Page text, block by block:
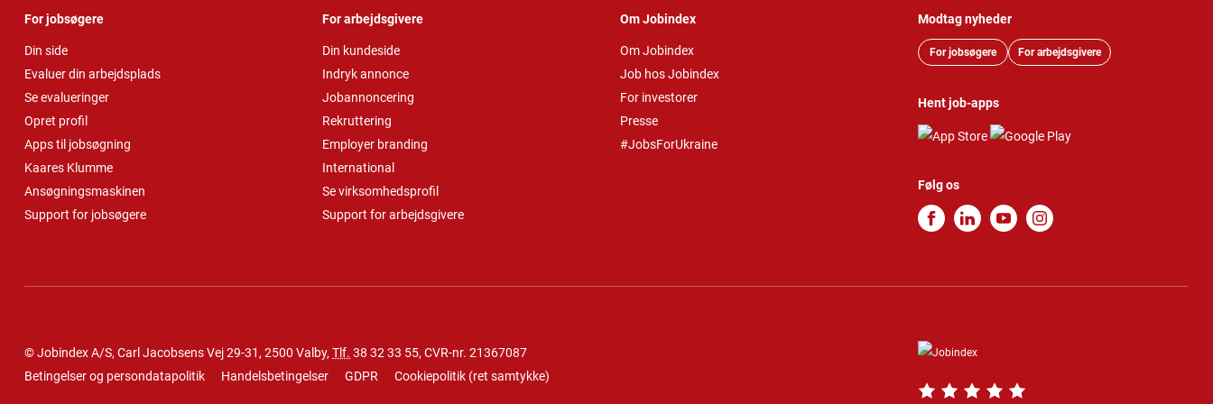
For jobsøgere
Din side
Evaluer din arbejdsplads
Se evalueringer
Opret profil
Apps til jobsøgning
Kaares Klumme
Ansøgningsmaskinen
Support for jobsøgere
For arbejdsgivere
Din kundeside
Indryk annonce
Jobannoncering
Rekruttering
Employer branding
International
Se virksomhedsprofil
Support for arbejdsgivere
Om Jobindex
Om Jobindex
Job hos Jobindex
For investorer
Presse
#JobsForUkraine
Modtag nyheder
For jobsøgere For arbejdsgivere
Hent job-apps
Følg os
© Jobindex A/S, Carl Jacobsens Vej 29-31, 2500 Valby, Tlf. 38 32 33 55, CVR-nr. 21367087
Betingelser og persondatapolitik
Handelsbetingelser GDPR Cookiepolitik (ret samtykke)